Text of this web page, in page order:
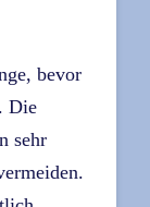
bevor
Die
sehr